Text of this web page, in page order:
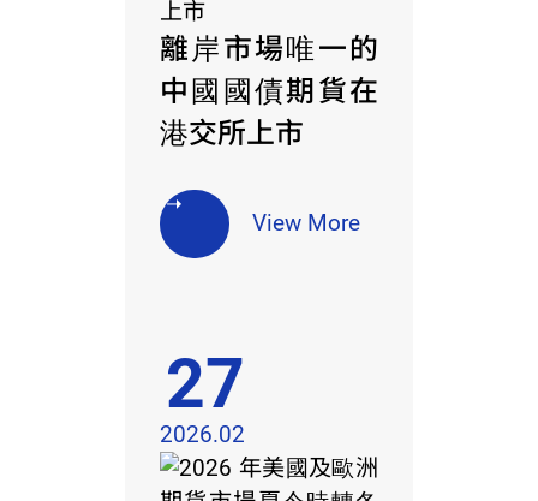
離岸市場唯一的
中國國債期貨在
港交所上市
View More
27
2026.02